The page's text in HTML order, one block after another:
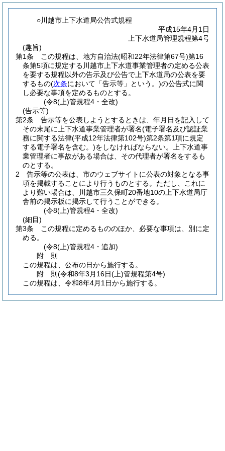
○川越市上下水道局公告式規程
平成15年4月1日
上下水道局管理規程第4号
(趣旨)
第1条
この規程は、地方自治法(昭和22年法律第67号)第16
条第5項に規定する川越市上下水道事業管理者の定める公表
を要する規程以外の告示及び公告で上下水道局の公表を要
するもの(次条において「告示等」という。)の公告式に関
し必要な事項を定めるものとする。
(令8(上)管規程4・全改)
(告示等)
第2条
告示等を公表しようとするときは、年月日を記入して
その末尾に上下水道事業管理者が署名(電子署名及び認証業
務に関する法律(平成12年法律第102号)第2条第1項に規定
する電子署名を含む。)をしなければならない。
上下水道事
業管理者に事故がある場合は、その代理者が署名をするも
のとする。
2
告示等の公表は、市のウェブサイトに公表の対象となる事
項を掲載することにより行うものとする。 ただし、これに
より難い場合は、川越市三久保町20番地10の上下水道局庁
舎前の掲示板に掲示して行うことができる。
(令8(上)管規程4・全改)
(細目)
第3条
この規程に定めるもののほか、必要な事項は、別に定
める。
(令8(上)管規程4・追加)
附 則
この規程は、公布の日から施行する。
附 則(令和8年3月16日(上)管規程第4号)
この規程は、令和8年4月1日から施行する。